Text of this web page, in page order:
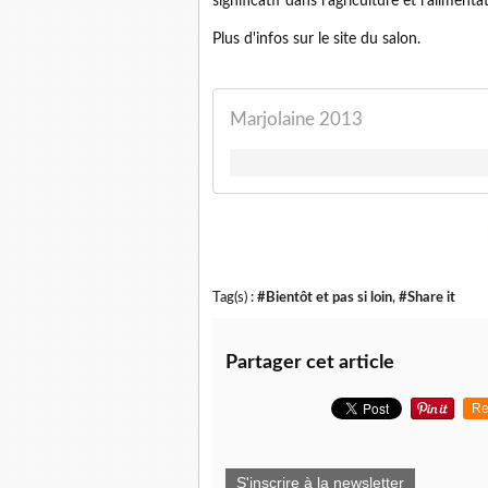
Plus d'infos sur le site du salon.
Marjolaine 2013
Tag(s) : #Bientôt et pas si loin, #Share it
Partager cet article
S'inscrire à la newsletter